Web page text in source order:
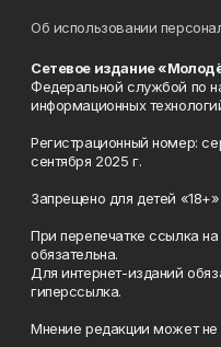
Об использовании
Сетевое издание
Федеральной службой по
информационных
Регистрационный номер:
сентября 2025 г.
Запрещено для детей «18+»
При перепечатке ссылка
обязательна.
Для интернет-изданий
гиперссылка.
Мнение редакции может не